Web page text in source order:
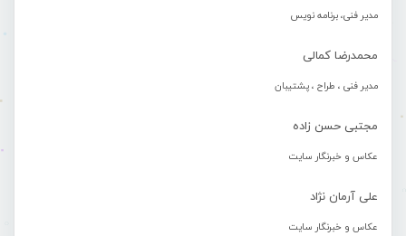
مدیر فنی، برنامه نویس
محمدرضا کمالی
مدیر فنی ، طراح ، پشتیبان
مجتبی حسن زاده
عکاس و خبرنگار سایت
علی آرمان نژاد
عکاس و خبرنگار سایت